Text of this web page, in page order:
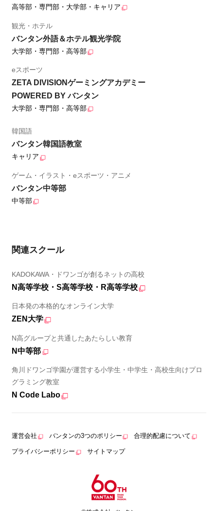
高等部・専門部・大学部・キャリア
観光・ホテル
バンタン外語＆ホテル観光学院
大学部・専門部・高等部
eスポーツ
ZETA DIVISIONゲーミングアカデミー
POWERED BY バンタン
大学部・専門部・高等部
韓国語
バンタン韓国語教室
キャリア
ゲーム・イラスト・eスポーツ・アニメ
バンタン中等部
中等部
関連スクール
KADOKAWA・ドワンゴが創るネットの高校
N高等学校・S高等学校・R高等学校
日本発の本格的なオンライン大学
ZEN大学
N高グループと共通したあたらしい教育
N中等部
角川ドワンゴ学園が運営する小学生・中学生・高校生向けプロ
グラミング教室
N Code Labo
運営会社 バンタンの3つのポリシー 合理的配慮について
プライバシーポリシー サイトマップ